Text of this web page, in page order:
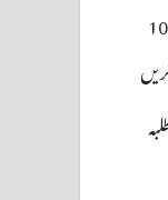
اپولو فارمیسی میں ملازمتوں کے لیے درخواستیں مطلوب، 10
طلبہ